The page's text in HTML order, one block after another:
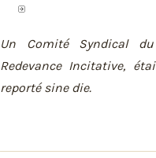
Un Comité Syndical
Redevance Incitative,
reporté sine die.